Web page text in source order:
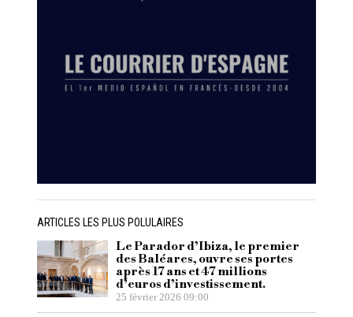
ARTICLES LES PLUS POLULAIRES
Le Parador d’Ibiza, le premier
des Baléares, ouvre ses portes
après 17 ans et 47 millions
d’euros d’investissement.
25 février 2026 09:00